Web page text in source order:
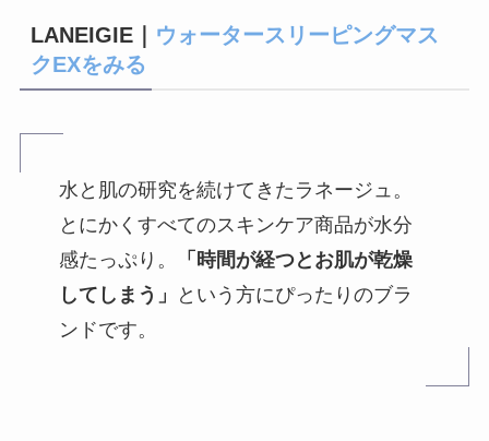
LANEIGIE｜
ウォータースリーピングマス
クEXをみる
水と肌の研究を続けてきたラネージュ。
とにかくすべてのスキンケア商品が水分
感たっぷり。
「時間が経つとお肌が乾燥
してしまう」
という方にぴったりのブラ
ンドです。